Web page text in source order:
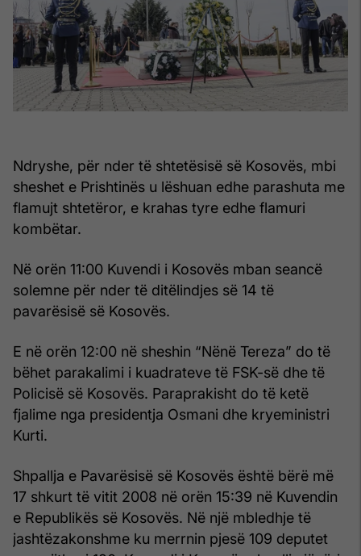
Ndryshe, për nder të shtetësisë së Kosovës, mbi
sheshet e Prishtinës u lëshuan edhe parashuta me
flamujt shtetëror, e krahas tyre edhe flamuri
kombëtar.
Në orën 11:00 Kuvendi i Kosovës mban seancë
solemne për nder të ditëlindjes së 14 të
pavarësisë së Kosovës.
E në orën 12:00 në sheshin “Nënë Tereza” do të
bëhet parakalimi i kuadrateve të FSK-së dhe të
Policisë së Kosovës. Paraprakisht do të ketë
fjalime nga presidentja Osmani dhe kryeministri
Kurti.
Shpallja e Pavarësisë së Kosovës është bërë më
17 shkurt të vitit 2008 në orën 15:39 në Kuvendin
e Republikës së Kosovës. Në një mbledhje të
jashtëzakonshme ku merrnin pjesë 109 deputet